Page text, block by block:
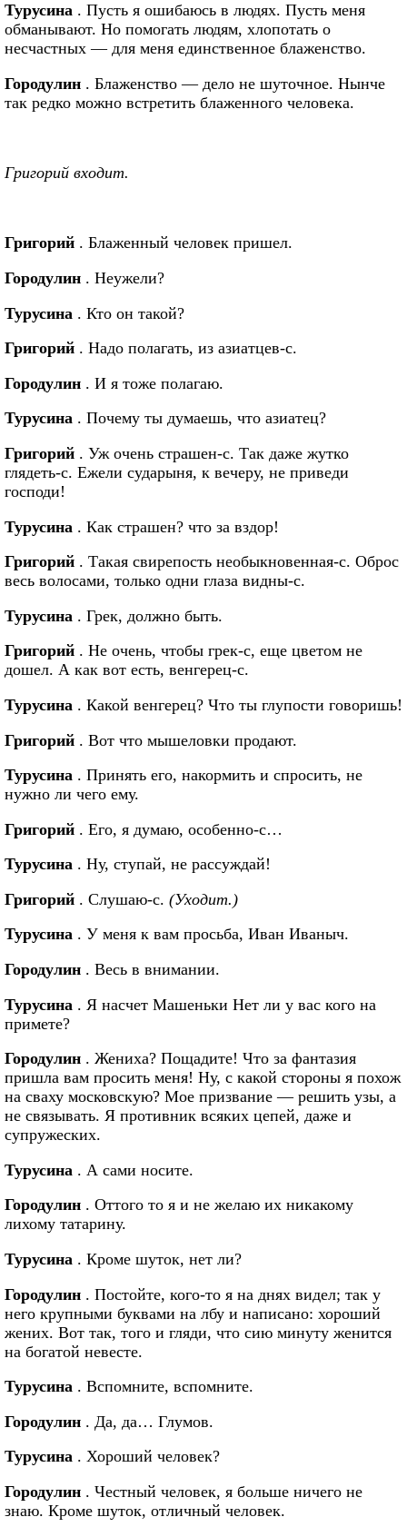
Турусина . Пусть я ошибаюсь в людях. Пусть меня
обманывают. Но помогать людям, хлопотать о
несчастных — для меня единственное блаженство.
Городулин . Блаженство — дело не шуточное. Нынче
так редко можно встретить блаженного человека.
Григорий входит.
Григорий . Блаженный человек пришел.
Городулин . Неужели?
Турусина . Кто он такой?
Григорий . Надо полагать, из азиатцев-с.
Городулин . И я тоже полагаю.
Турусина . Почему ты думаешь, что азиатец?
Григорий . Уж очень страшен-с. Так даже жутко
глядеть-с. Ежели сударыня, к вечеру, не приведи
господи!
Турусина . Как страшен? что за вздор!
Григорий . Такая свирепость необыкновенная-с. Оброс
весь волосами, только одни глаза видны-с.
Турусина . Грек, должно быть.
Григорий . Не очень, чтобы грек-с, еще цветом не
дошел. А как вот есть, венгерец-с.
Турусина . Какой венгерец? Что ты глупости говоришь!
Григорий . Вот что мышеловки продают.
Турусина . Принять его, накормить и спросить, не
нужно ли чего ему.
Григорий . Его, я думаю, особенно-с…
Турусина . Ну, ступай, не рассуждай!
Григорий . Слушаю-с. (Уходит.)
Турусина . У меня к вам просьба, Иван Иваныч.
Городулин . Весь в внимании.
Турусина . Я насчет Машеньки Нет ли у вас кого на
примете?
Городулин . Жениха? Пощадите! Что за фантазия
пришла вам просить меня! Ну, с какой стороны я похож
на сваху московскую? Мое призвание — решить узы, а
не связывать. Я противник всяких цепей, даже и
супружеских.
Турусина . А сами носите.
Городулин . Оттого то я и не желаю их никакому
лихому татарину.
Турусина . Кроме шуток, нет ли?
Городулин . Постойте, кого-то я на днях видел; так у
него крупными буквами на лбу и написано: хороший
жених. Вот так, того и гляди, что сию минуту женится
на богатой невесте.
Турусина . Вспомните, вспомните.
Городулин . Да, да… Глумов.
Турусина . Хороший человек?
Городулин . Честный человек, я больше ничего не
знаю. Кроме шуток, отличный человек.